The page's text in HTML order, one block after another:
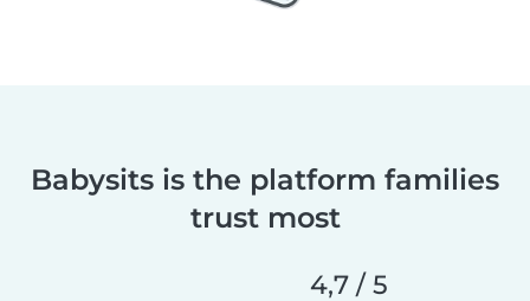
Babysits is the platform families
trust most
4,7 / 5